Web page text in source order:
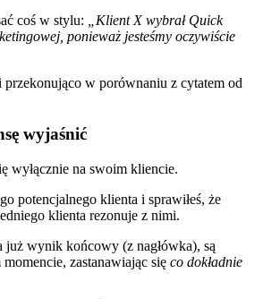
coś w stylu:
„Klient X wybrał Quick
ponieważ jesteśmy oczywiście
w porównaniu z cytatem od
wyjaśnić
wyłącznie na swoim kliencie.
potencjalnego klienta i sprawiłeś, że
klienta rezonuje z nimi.
już wynik końcowy (z nagłówka), są
zastanawiając się co dokładnie